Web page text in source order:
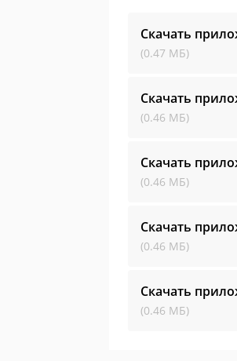
Скачать
(0.47 МБ)
Скачать
(0.46 МБ)
Скачать
(0.46 МБ)
Скачать
(0.46 МБ)
Скачать
(0.46 МБ)